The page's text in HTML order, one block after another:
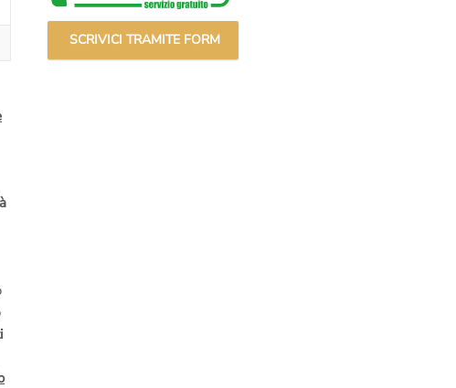
e sulle certificazioni puoi scrivere anche al nostro
al numero Whatsapp+44 7392179865
94, Roma
di Spagna)
di Sicurezza riceviamo solo ed esclusivamente su
inoltre il diritto di selezione all’ingresso.
SCRIVICI TRAMITE FORM